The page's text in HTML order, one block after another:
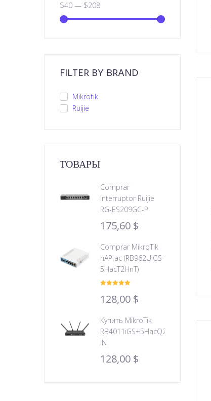
$40 — $208
FILTER BY BRAND
Mikrotik
Ruijie
ТОВАРЫ
Comprar
Interruptor Ruijie
RG-ES209GC-P
175,60 $
Comprar MikroTik
hAP ac (RB962UiGS-
5HacT2HnT)
128,00 $
con5.00de
5
Купить MikroTik
RB4011iGS+5HacQ2HnD-
IN
128,00 $